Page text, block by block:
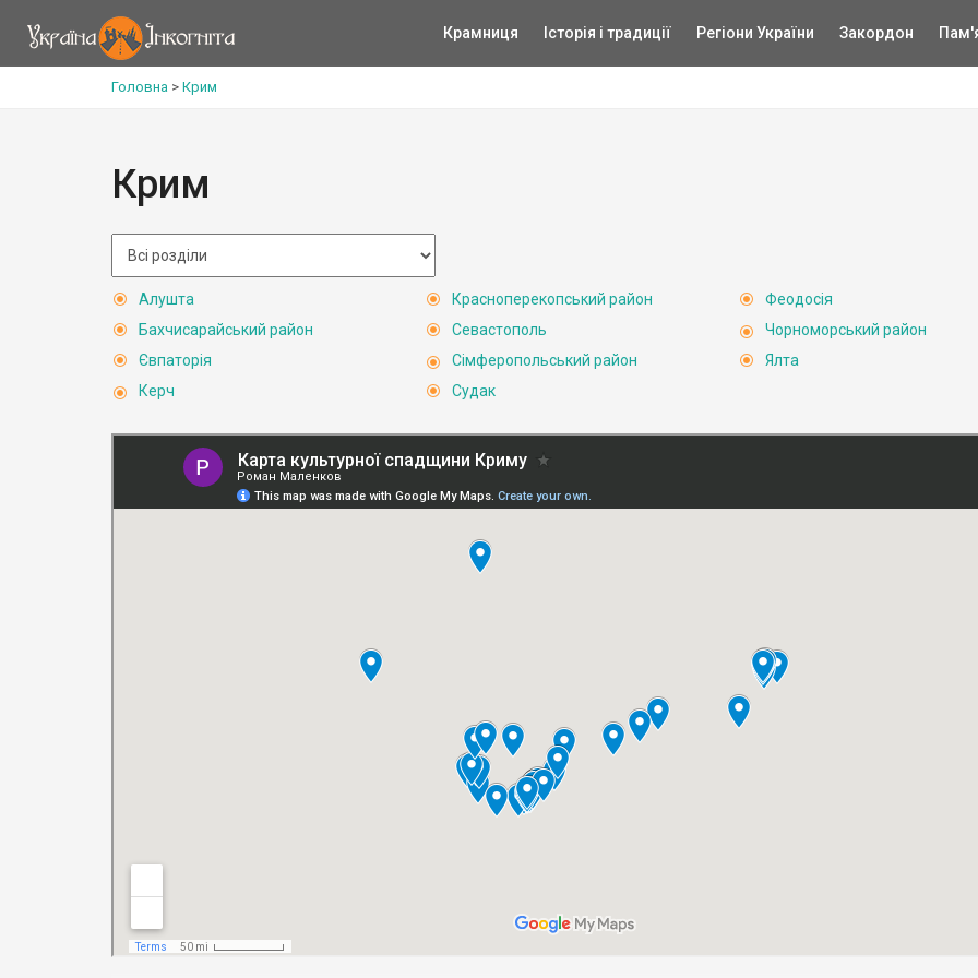
Крамниця Історія і традиції Регіони України Закордон
Головна > Крим
Крим
Алушта
Бахчисарайський район
Євпаторія
Керч
Красноперекопський район
Севастополь
Сімферопольський район
Судак
Феодосія
Чорноморський район
Ялта